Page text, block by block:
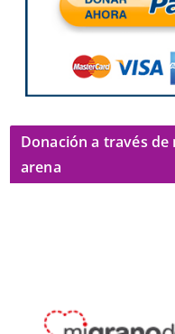
Donación a través de
arena